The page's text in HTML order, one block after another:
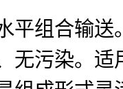
合输送
无污染。